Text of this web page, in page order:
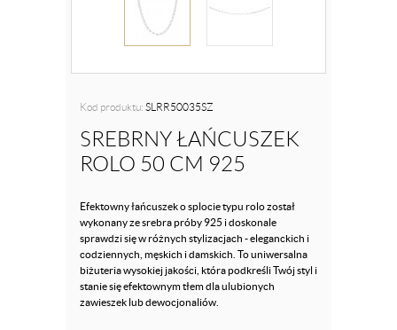
Kod produktu: SLRR50035SZ
SREBRNY ŁAŃCUSZEK
ROLO 50 CM 925
Efektowny łańcuszek o splocie typu rolo został
wykonany ze srebra próby 925 i doskonale
sprawdzi się w różnych stylizacjach - eleganckich i
codziennych, męskich i damskich. To uniwersalna
biżuteria wysokiej jakości, która podkreśli Twój styl i
stanie się efektownym tłem dla ulubionych
zawieszek lub dewocjonaliów.